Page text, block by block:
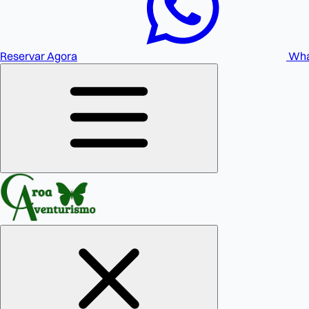
Reservar Agora